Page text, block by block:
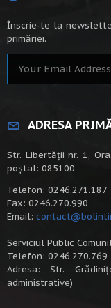
Înscrie-te la
primăriei.
ADRESA
Str. Libertății nr. 1,
poștal: 085100
Telefon: 0246.271.187
Fax: 0246.270.990
Email:
Serviciul Public
Telefon: 0246.270.769
Adresa: Str.
administrative)